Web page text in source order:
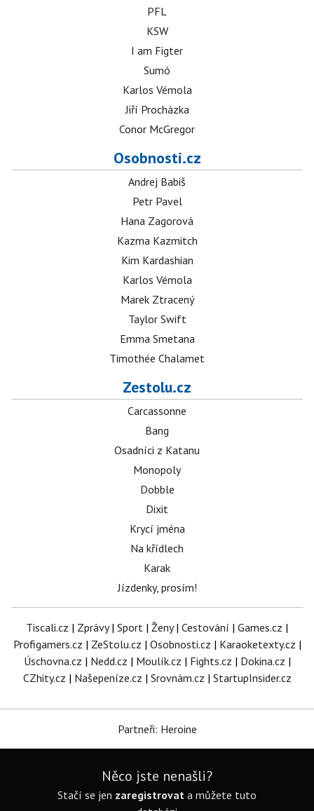
PFL
KSW
I am Figter
Sumó
Karlos Vémola
Jiří Procházka
Conor McGregor
Osobnosti.cz
Andrej Babiš
Petr Pavel
Hana Zagorová
Kazma Kazmitch
Kim Kardashian
Karlos Vémola
Marek Ztracený
Taylor Swift
Emma Smetana
Timothée Chalamet
Zestolu.cz
Carcassonne
Bang
Osadníci z Katanu
Monopoly
Dobble
Dixit
Krycí jména
Na křídlech
Karak
Jízdenky, prosím!
Tiscali.cz | Zprávy| Sport | Ženy| Cestování | Games.cz |
Profigamers.cz | ZeStolu.cz | Osobnosti.cz | Karaoketexty.cz |
Úschovna.cz | Nedd.cz | Moulík.cz | Fights.cz | Dokina.cz |
CZhity.cz | Našepeníze.cz | Srovnám.cz | StartupInsider.cz
Partneři: Heroine
Něco jste nenašli?
Stačí se jen zaregistrovat a můžete tuto